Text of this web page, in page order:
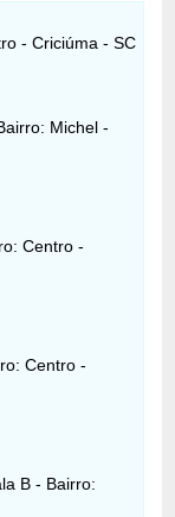
- Criciúma - SC
Michel -
Centro -
Centro -
B - Bairro: